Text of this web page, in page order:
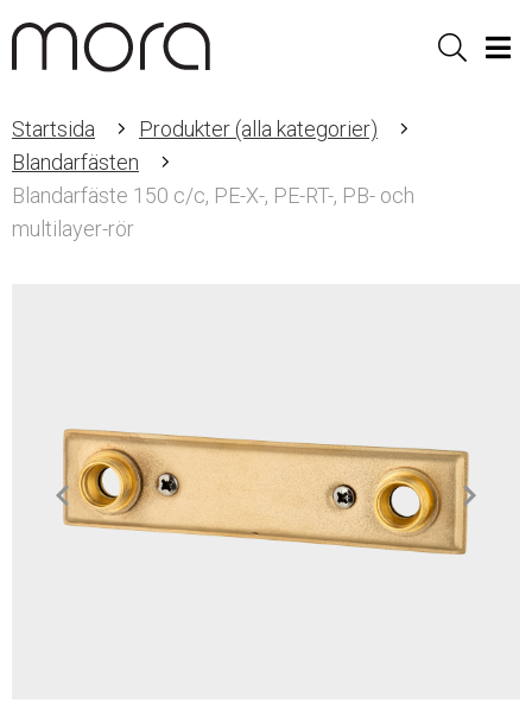
Sök
Startsida
Produkter (alla kategorier)
Blandarfästen
Blandarfäste 150 c/c, PE-X-, PE-RT-, PB- och
multilayer-rör